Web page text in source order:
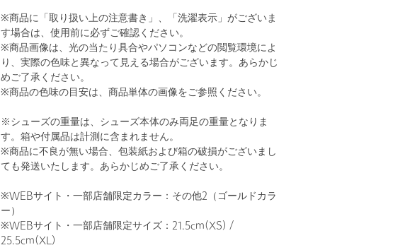
※商品に「取り扱い上の注意書き」、「洗濯表示」がございま
す場合は、使用前に必ずご確認ください。
※商品画像は、光の当たり具合やパソコンなどの閲覧環境によ
り、実際の色味と異なって見える場合がございます。あらかじ
めご了承ください。
※商品の色味の目安は、商品単体の画像をご参照ください。
※シューズの重量は、シューズ本体のみ両足の重量となりま
す。箱や付属品は計測に含まれません。
※商品に不良が無い場合、包装紙および箱の破損がございまし
ても発送いたします。あらかじめご了承ください。
※WEBサイト・一部店舗限定カラー：その他2（ゴールドカラ
ー）
※WEBサイト・一部店舗限定サイズ：21.5cm(XS) /
25.5cm(XL)